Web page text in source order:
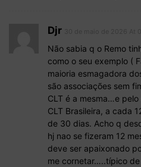
Djr
Não sabia q o Remo
como o seu exemplo (
maioria esmagadora
são associações sem
CLT é a mesma…e
CLT Brasileira, a cada
de 30 dias. Acho q
hj nao se fizeram 12
deve ser apaixonado
me cornetar…..típico